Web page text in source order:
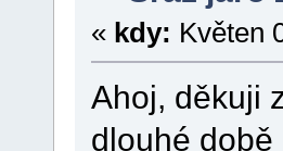
« kdy: Květen
Ahoj, děkuji
dlouhé